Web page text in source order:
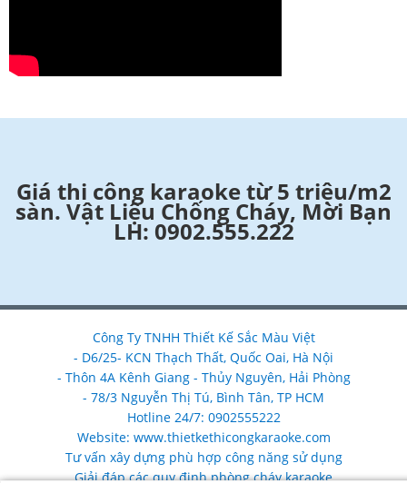
Giá thi công karaoke từ 5 triệu/m2
sàn. Vật Liệu Chống Cháy, Mời Bạn
LH: 0902.555.222
Công Ty TNHH Thiết Kế Sắc Màu Việt
- D6/25- KCN Thạch Thất, Quốc Oai, Hà Nội
- Thôn 4A Kênh Giang - Thủy Nguyên, Hải Phòng
- 78/3 Nguyễn Thị Tú, Bình Tân, TP HCM
Hotline 24/7: 0902555222
Website: www.thietkethicongkaraoke.com
Tư vấn xây dựng phù hợp công năng sử dụng
Giải đáp các quy định phòng cháy karaoke